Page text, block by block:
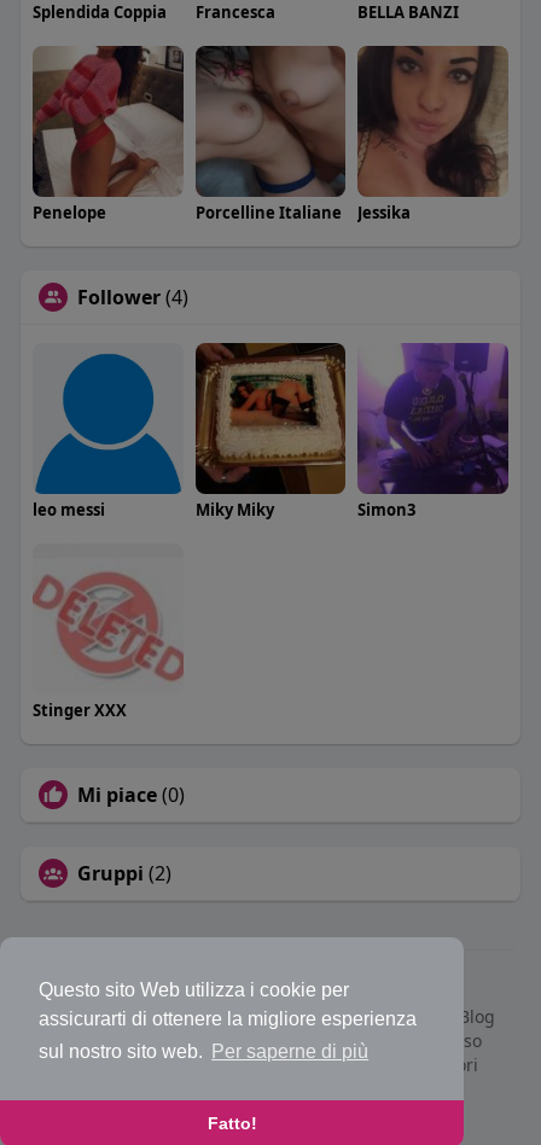
Questo sito Web utilizza i cookie per
assicurarti di ottenere la migliore esperienza
sul nostro sito web.
Per saperne di più
Fatto!
Splendida Coppia Francesca BELLA BANZI
Penelope Porcelline Italiane Jessika
Follower(4)
leo messi Miky Miky Simon3
Stinger XXX
Mi piace(0)
Gruppi (2)
© 2026 Bakeca Social
Home
Cos'è BakecaSocial Annunci Mercatino
Blog
Eventi
Contattaci Privacy Policy
Condizioni d'uso
Richiedi rimborso abbonamento PRO
Sviluppatori